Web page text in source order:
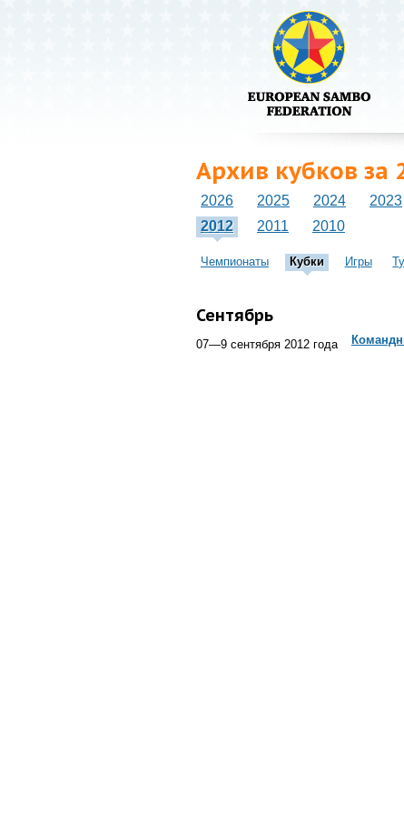
Архив кубков за
2026 2025 2024 2023
2012
2011 2010
Чемпионаты Кубки Игры
Сентябрь
07—9 сентября 2012 года